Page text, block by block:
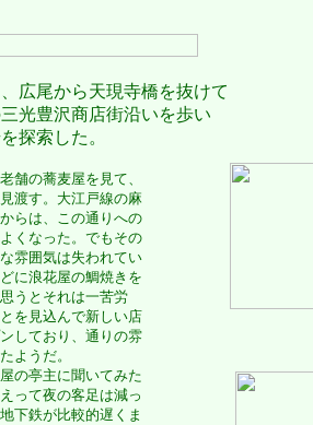
広尾から天現寺橋を抜けて
光豊沢商店街沿いを歩い
探索した。
舗の蕎麦屋を見て、
渡す。大江戸線の麻
らは、この通りへの
くなった。でもその
雰囲気は失われてい
に浪花屋の鯛焼きを
うとそれは一苦労
を見込んで新しい店
しており、通りの雰
ようだ。
の亭主に聞いてみた
って夜の客足は減っ
下鉄が比較的遅くま